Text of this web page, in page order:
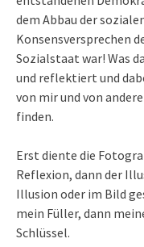
dem Abbau der
Konsensversprechen
Sozialstaat war! Was
und reflektiert und
von mir und von
finden.
Erst diente die
Reflexion, dann der
Illusion oder im Bild
mein Füller, dann
Schlüssel.